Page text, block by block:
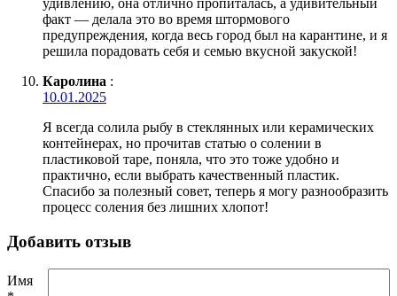
удивлению, она отлично пропиталась, а удивительный
факт — делала это во время штормового
предупреждения, когда весь город был на карантине, и я
решила порадовать себя и семью вкусной закуской!
Каролина :
10.01.2025
Я всегда солила рыбу в стеклянных или керамических
контейнерах, но прочитав статью о солении в
пластиковой таре, поняла, что это тоже удобно и
практично, если выбрать качественный пластик.
Спасибо за полезный совет, теперь я могу разнообразить
процесс соления без лишних хлопот!
Добавить отзыв
Имя